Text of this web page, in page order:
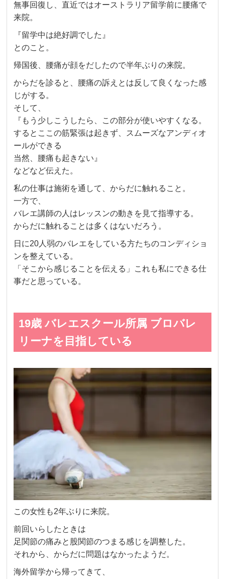
無事回復し、直近ではオーストラリア留学前に腰痛で
来院。
『留学中は絶好調でした』
とのこと。
帰国後、腰痛が顔をだしたので半年ぶりの来院。
からだを診ると、腰痛の訴えとは反して良くなった感
じがする。
そして、
『もう少しこうしたら、この部分が使いやすくなる。
するとここの筋緊張は起きず、スムーズなアンディオ
ールができる
当然、腰痛も起きない』
などなど伝えた。
私の仕事は施術を通して、からだに触れること。
一方で、
バレエ講師の人はレッスンの動きを見て指導する。
からだに触れることは多くはないだろう。
日に20人弱のバレエをしている方たちのコンディショ
ンを整えている。
「そこから感じることを伝える」これも私にできる仕
事だと思っている。
19歳 バレエスクール所属 ブロバレ
リーナを目指している
この女性も2年ぶりに来院。
前回いらしたときは
足関節の痛みと股関節のつまる感じを調整した。
それから、からだに問題はなかったようだ。
海外留学から帰ってきて、